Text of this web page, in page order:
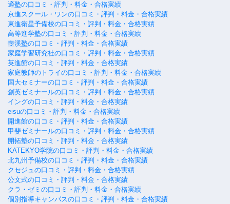
適塾の口コミ・評判・料金・合格実績
京進スクール・ワンの口コミ・評判・料金・合格実績
東進衛星予備校の口コミ・評判・料金・合格実績
高等進学塾の口コミ・評判・料金・合格実績
壺溪塾の口コミ・評判・料金・合格実績
家庭学習研究社の口コミ・評判・料金・合格実績
英進館の口コミ・評判・料金・合格実績
家庭教師のトライの口コミ・評判・料金・合格実績
国大セミナーの口コミ・評判・料金・合格実績
創英ゼミナールの口コミ・評判・料金・合格実績
イングの口コミ・評判・料金・合格実績
eisuの口コミ・評判・料金・合格実績
開進館の口コミ・評判・料金・合格実績
甲斐ゼミナールの口コミ・評判・料金・合格実績
開拓塾の口コミ・評判・料金・合格実績
KATEKYO学院の口コミ・評判・料金・合格実績
北九州予備校の口コミ・評判・料金・合格実績
クセジュの口コミ・評判・料金・合格実績
公文式の口コミ・評判・料金・合格実績
クラ・ゼミの口コミ・評判・料金・合格実績
個別指導キャンパスの口コミ・評判・料金・合格実績